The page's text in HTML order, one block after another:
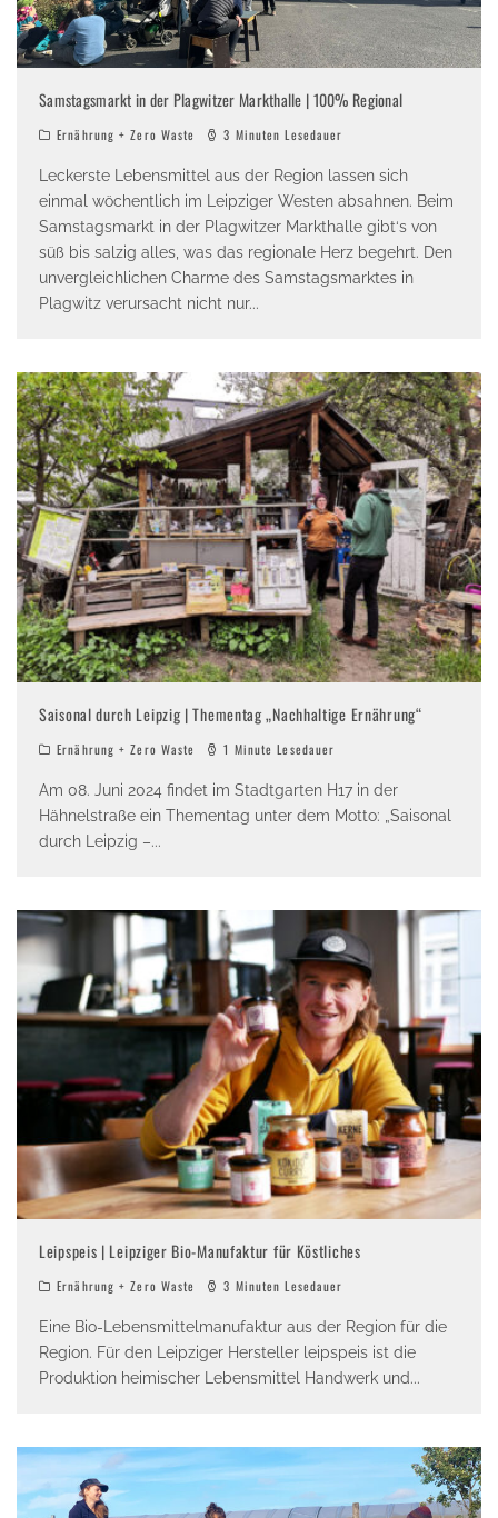
Samstagsmarkt in der Plagwitzer Markthalle | 100% Regional
Ernährung + Zero Waste 3 Minuten Lesedauer
Leckerste Lebensmittel aus der Region lassen sich
einmal wöchentlich im Leipziger Westen absahnen. Beim
Samstagsmarkt in der Plagwitzer Markthalle gibt‘s von
süß bis salzig alles, was das regionale Herz begehrt. Den
unvergleichlichen Charme des Samstagsmarktes in
Plagwitz verursacht nicht nur...
Saisonal durch Leipzig | Thementag „Nachhaltige Ernährung“
Ernährung + Zero Waste 1 Minute Lesedauer
Am 08. Juni 2024 findet im Stadtgarten H17 in der
Hähnelstraße ein Thementag unter dem Motto: „Saisonal
durch Leipzig –...
Leipspeis | Leipziger Bio-Manufaktur für Köstliches
Ernährung + Zero Waste 3 Minuten Lesedauer
Eine Bio-Lebensmittelmanufaktur aus der Region für die
Region. Für den Leipziger Hersteller leipspeis ist die
Produktion heimischer Lebensmittel Handwerk und...